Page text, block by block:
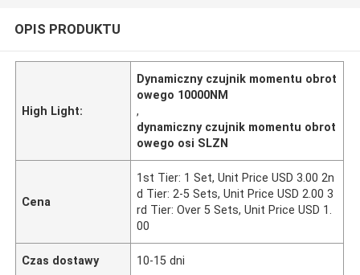
OPIS PRODUKTU
High Light:
Dynamiczny czujnik momentu obrot
owego 10000NM
,
dynamiczny czujnik momentu obrot
owego osi SLZN
Cena
1st Tier: 1 Set, Unit Price USD 3.00 2n
d Tier: 2-5 Sets, Unit Price USD 2.00 3
rd Tier: Over 5 Sets, Unit Price USD 1.
00
Czas dostawy 10-15 dni